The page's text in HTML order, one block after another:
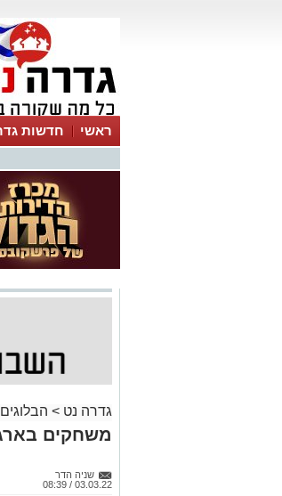
ראשי חדשות
גדרה נט > הבלוגים
משחקים
שניה הדר
03.03.22 / 08:39